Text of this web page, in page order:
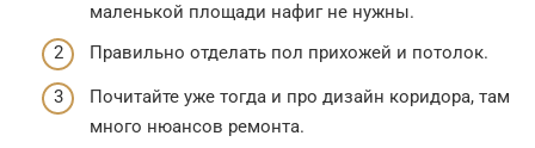
маленькой площади нафиг не нужны.
Правильно отделать пол прихожей и потолок.
Почитайте уже тогда и про дизайн коридора, там
много нюансов ремонта.